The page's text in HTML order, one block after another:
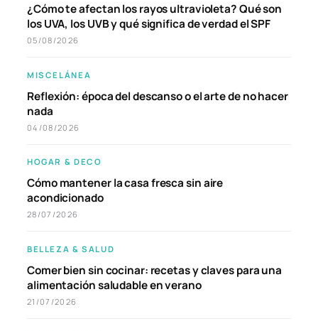
¿Cómo te afectan los rayos ultravioleta? Qué son
los UVA, los UVB y qué significa de verdad el SPF
05/08/2026
MISCELÁNEA
Reflexión: época del descanso o el arte de no hacer
nada
04/08/2026
HOGAR & DECO
Cómo mantener la casa fresca sin aire
acondicionado
28/07/2026
BELLEZA & SALUD
Comer bien sin cocinar: recetas y claves para una
alimentación saludable en verano
21/07/2026